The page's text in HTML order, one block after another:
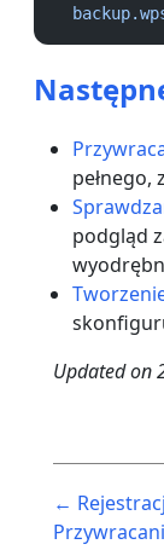
podgląd
Updated on
←